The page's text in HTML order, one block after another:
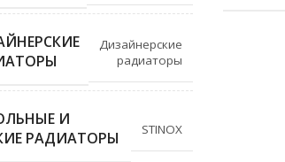
Дизайнерские
радиаторы
И
РАДИАТОРЫ
STINOX